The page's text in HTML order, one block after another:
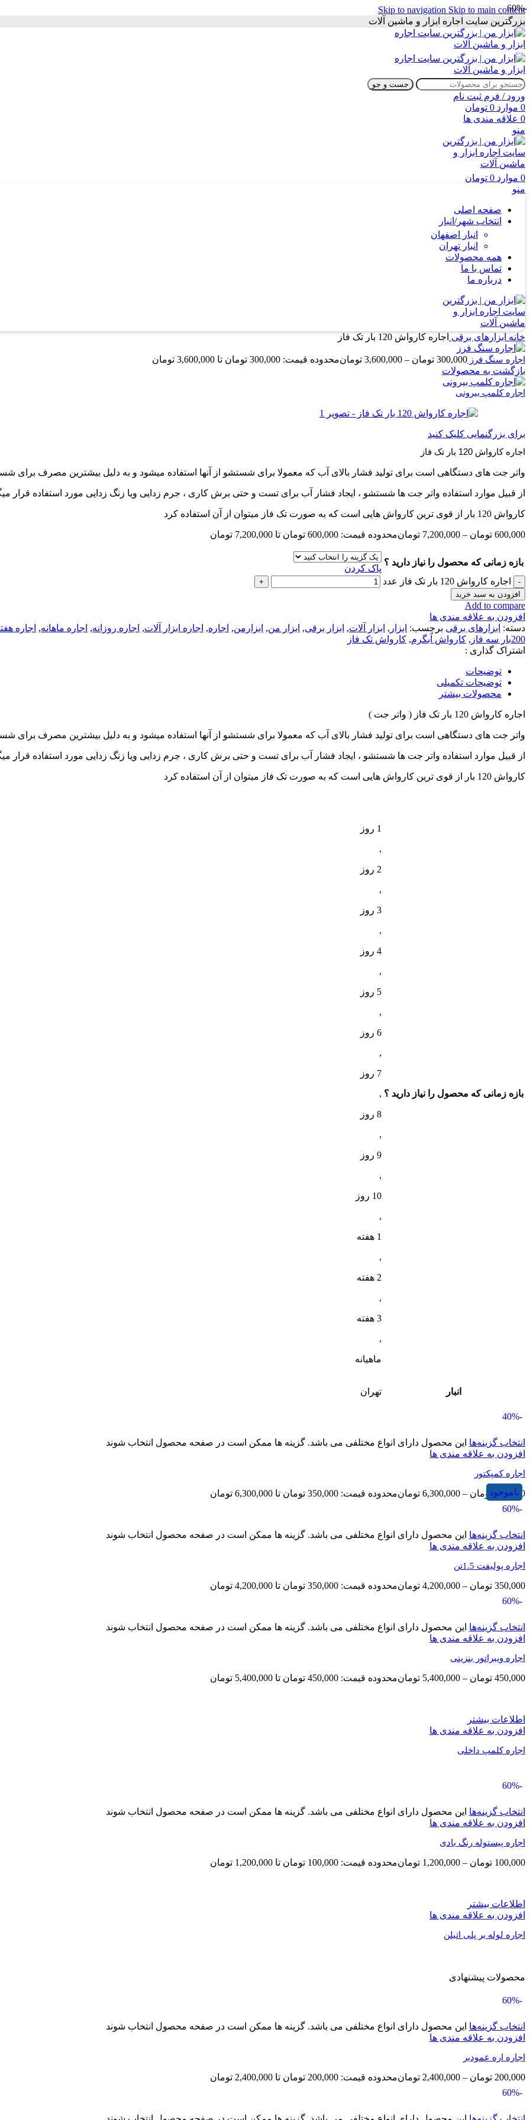
Skip to navigation Skip to main content
بزرگترین سایت اجاره ابزار و ماشین آلات
جست و جو
ورود / فرم ثبت نام
0 موارد 0 تومان
0 علاقه مندی ها
منو
0 موارد 0 تومان
منو
صفحه اصلی
انتخاب شهر/انبار
انبار اصفهان
انبار تهران
همه محصولات
تماس با ما
درباره ما
خانه ابزارهای برقی اجاره کارواش 120 بار تک فاز
اجاره سنگ فرز 300,000 تومان –
3,600,000 تومانمحدوده قیمت: 300,000 تومان تا 3,600,000 تومان
بازگشت به محصولات
اجاره کلمپ بیرونی
-60%
برای بزرگنمایی کلیک کنید
اجاره کارواش 120 بار تک فاز
واتر جت های دستگاهی است برای تولید فشار بالای آب که معمولا برای شستشو از آنها استفاده میشود و به دلیل بیشترین مصرف
از قبیل موارد استفاده واتر جت ها شستشو ، ایجاد فشار آب برای تست و حتی برش کاری ، جرم زدایی ویا زنگ زدایی مورد استفاده قرار
کارواش 120 بار از قوی ترین کارواش هایی است که به صورت تک فاز میتوان از آن استفاده کرد
600,000 تومان –
7,200,000 تومانمحدوده قیمت: 600,000 تومان تا 7,200,000 تومان
بازه زمانی که محصول را نیاز دارید ؟
پاک کردن
اجاره کارواش 120 بار تک فاز عدد
افزودن به سبد خرید
Add to compare
افزودن به علاقه مندی ها
دسته: ابزارهای برقی برچسب: ابزار , ابزار آلات, ابزار برقی, ابزار من, ابزارمن, اجاره, اجاره ابزار آلات, اجاره روزانه, اجاره ماهانه, اجاره
200بار سه فاز
, کارواش آبگرم, کارواش تک فاز
اشتراک گذاری :
توضیحات
توضیحات تکمیلی
محصولات بیشتر
اجاره کارواش 120 بار تک فاز ( واتر جت )
واتر جت های دستگاهی است برای تولید فشار بالای آب که معمولا برای شستشو از آنها استفاده میشود و به دلیل بیشترین مصرف
از قبیل موارد استفاده واتر جت ها شستشو ، ایجاد فشار آب برای تست و حتی برش کاری ، جرم زدایی ویا زنگ زدایی مورد استفاده قرار
کارواش 120 بار از قوی ترین کارواش هایی است که به صورت تک فاز میتوان از آن استفاده کرد
بازه زمانی که محصول را نیاز دارید ؟
1 روز
,
2 روز
,
3 روز
,
4 روز
,
5 روز
,
6 روز
,
7 روز
,
8 روز
,
9 روز
,
10 روز
,
1 هفته
,
2 هفته
,
3 هفته
,
ماهیانه
انبار تهران
-40%
ناموجود
انتخاب گزینه‌ها این محصول دارای انواع مختلفی می باشد. گزینه ها ممکن است در صفحه محصول انتخاب شوند
افزودن به علاقه مندی ها
اجاره کمپکتور
350,000 تومان –
6,300,000 تومانمحدوده قیمت: 350,000 تومان تا 6,300,000 تومان
-60%
انتخاب گزینه‌ها این محصول دارای انواع مختلفی می باشد. گزینه ها ممکن است در صفحه محصول انتخاب شوند
افزودن به علاقه مندی ها
اجاره پولیفت 1.5تن
350,000 تومان –
4,200,000 تومانمحدوده قیمت: 350,000 تومان تا 4,200,000 تومان
-60%
انتخاب گزینه‌ها این محصول دارای انواع مختلفی می باشد. گزینه ها ممکن است در صفحه محصول انتخاب شوند
افزودن به علاقه مندی ها
اجاره ویبراتور بنزینی
450,000 تومان –
5,400,000 تومانمحدوده قیمت: 450,000 تومان تا 5,400,000 تومان
اطلاعات بیشتر
افزودن به علاقه مندی ها
اجاره کلمپ داخلی
-60%
انتخاب گزینه‌ها این محصول دارای انواع مختلفی می باشد. گزینه ها ممکن است در صفحه محصول انتخاب شوند
افزودن به علاقه مندی ها
اجاره پیستوله رنگ بادی
100,000 تومان –
1,200,000 تومانمحدوده قیمت: 100,000 تومان تا 1,200,000 تومان
اطلاعات بیشتر
افزودن به علاقه مندی ها
اجاره لوله بر پلی اتیلن
محصولات پیشنهادی
-60%
انتخاب گزینه‌ها این محصول دارای انواع مختلفی می باشد. گزینه ها ممکن است در صفحه محصول انتخاب شوند
افزودن به علاقه مندی ها
اجاره اره عمودبر
200,000 تومان –
2,400,000 تومانمحدوده قیمت: 200,000 تومان تا 2,400,000 تومان
-60%